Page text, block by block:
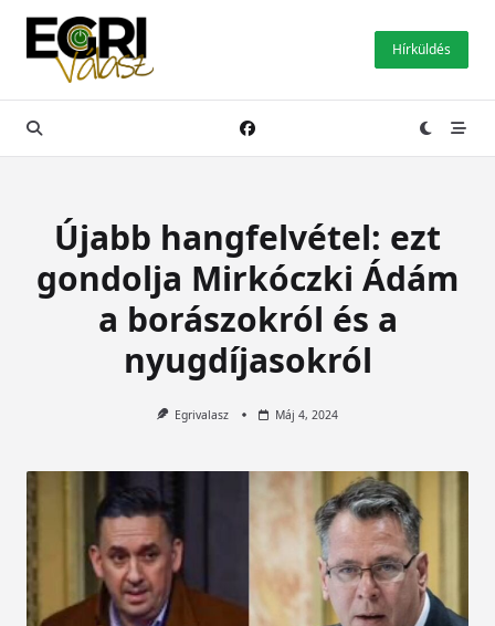
Skip
content
Hírküldés
Újabb hangfelvétel: ezt
gondolja Mirkóczki Ádám
a borászokról és a
nyugdíjasokról
Egrivalasz Máj 4, 2024